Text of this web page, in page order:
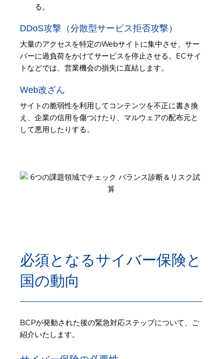
る。
DDoS攻撃（分散型サービス拒否攻撃）
大量のアクセスを特定のWebサイトに集中させ、サー
バーに過負荷をかけてサービスを停止させる。ECサイ
トなどでは、営業機会の損失に直結します。
Web改ざん
サイトの脆弱性を利用してコンテンツを不正に書き換
え、企業の信用を傷つけたり、マルウェアの配布元と
して悪用したりする。
必須となるサイバー保険と
国の動向
BCPが発動された後の緊急対応ステップについて、ご
紹介いたします。